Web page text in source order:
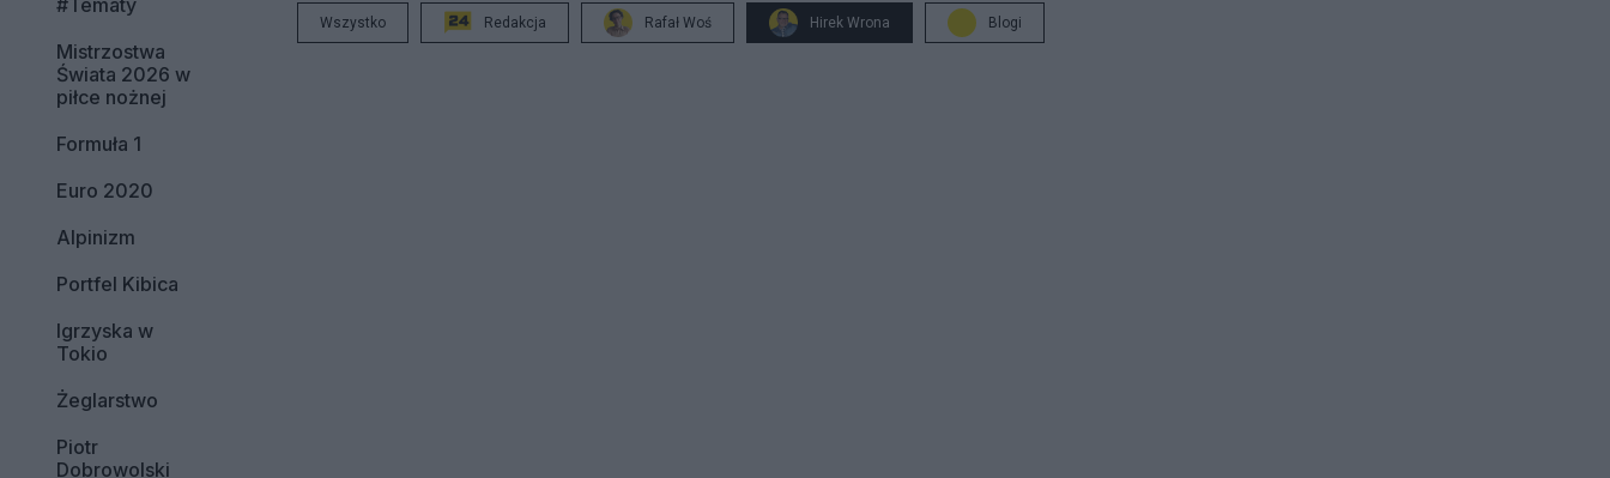
#Tematy
Mistrzostwa
Świata 2026 w
piłce nożnej
Formuła 1
Euro 2020
Alpinizm
Portfel Kibica
Igrzyska w
Tokio
Żeglarstwo
Piotr
Dobrowolski
Wszystko Redakcja Rafał Woś Hirek Wrona Blogi